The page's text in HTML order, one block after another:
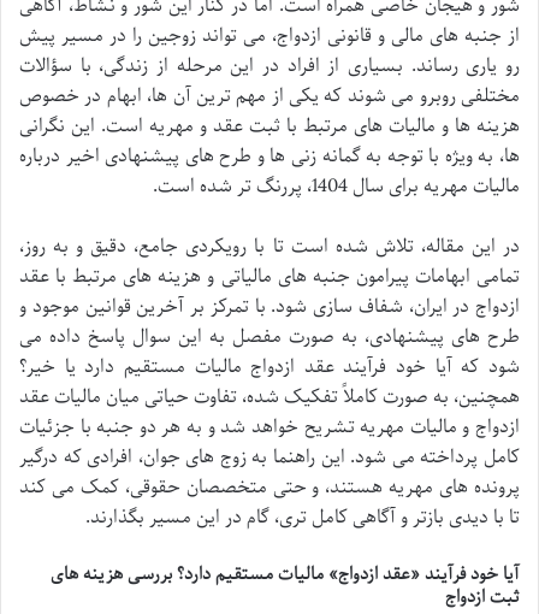
از جنبه های مالی و قانونی ازدواج، می تواند زوجین را در مسیر پیش
رو یاری رساند. بسیاری از افراد در این مرحله از زندگی، با سؤالات
مختلفی روبرو می شوند که یکی از مهم ترین آن ها، ابهام در خصوص
هزینه ها و مالیات های مرتبط با ثبت عقد و مهریه است. این نگرانی
ها، به ویژه با توجه به گمانه زنی ها و طرح های پیشنهادی اخیر درباره
مالیات مهریه برای سال 1404، پررنگ تر شده است.
در این مقاله، تلاش شده است تا با رویکردی جامع، دقیق و به روز،
تمامی ابهامات پیرامون جنبه های مالیاتی و هزینه های مرتبط با عقد
ازدواج در ایران، شفاف سازی شود. با تمرکز بر آخرین قوانین موجود و
طرح های پیشنهادی، به صورت مفصل به این سوال پاسخ داده می
شود که آیا خود فرآیند عقد ازدواج مالیات مستقیم دارد یا خیر؟
همچنین، به صورت کاملاً تفکیک شده، تفاوت حیاتی میان مالیات عقد
ازدواج و مالیات مهریه تشریح خواهد شد و به هر دو جنبه با جزئیات
کامل پرداخته می شود. این راهنما به زوج های جوان، افرادی که درگیر
پرونده های مهریه هستند، و حتی متخصصان حقوقی، کمک می کند
تا با دیدی بازتر و آگاهی کامل تری، گام در این مسیر بگذارند.
آیا خود فرآیند «عقد ازدواج» مالیات مستقیم دارد؟ بررسی هزینه های
ثبت ازدواج